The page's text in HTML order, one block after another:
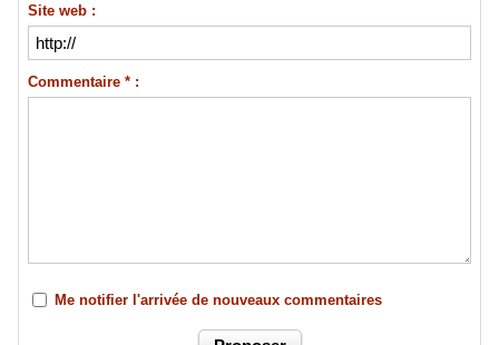
Site web :
Commentaire * :
Me notifier l'arrivée de nouveaux commentaires